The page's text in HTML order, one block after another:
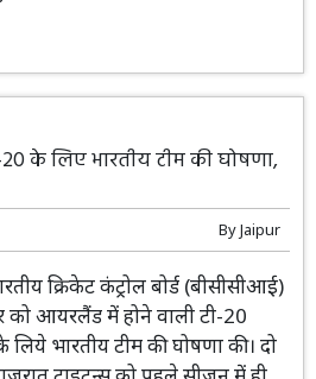
के लिए भारतीय टीम की घोषणा,
ByJaipur
क्रिकेट कंट्रोल बोर्ड (बीसीसीआई)
को आयरलैंड में होने वाली टी-20
भारतीय टीम की घोषणा की। दो